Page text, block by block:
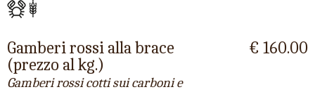
Gamberi rossi alla brace
(prezzo al kg.)
Gamberi rossi cotti sui carboni e
€ 160.00